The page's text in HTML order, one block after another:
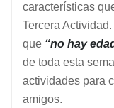
características
Tercera
que “no hay
de toda esta
actividades para
amigos.